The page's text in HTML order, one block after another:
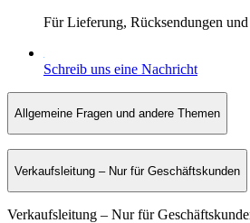
Für Lieferung, Rücksendungen und
Schreib uns eine Nachricht
Allgemeine Fragen und andere Themen
Verkaufsleitung – Nur für Geschäftskunden
Verkaufsleitung – Nur für